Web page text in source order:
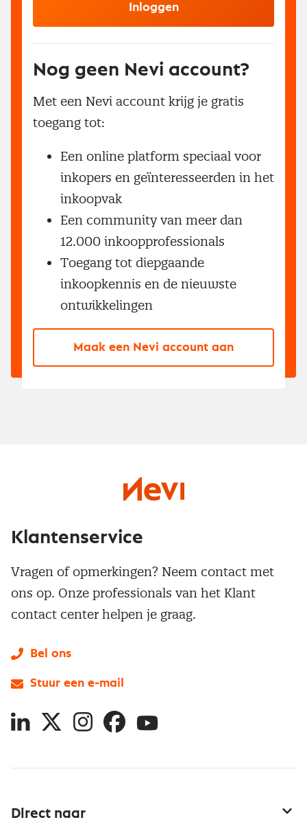
Inloggen
Nog geen Nevi account?
Met een Nevi account krijg je gratis
toegang tot:
Een online platform speciaal voor
inkopers en geïnteresseerden in het
inkoopvak
Een community van meer dan
12.000 inkoopprofessionals
Toegang tot diepgaande
inkoopkennis en de nieuwste
ontwikkelingen
Maak een Nevi account aan
Direct naar
Klantenservice
Vragen of opmerkingen? Neem contact met
ons op. Onze professionals van het Klant
contact center helpen je graag.
Bel ons
Stuur een e-mail
LinkedIn
X InstagramFacebookYouTube